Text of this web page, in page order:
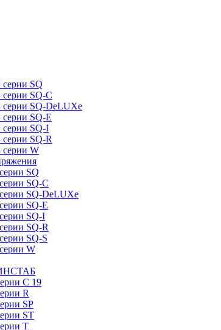
SQ
SQ-C
серии SQ-DeLUXe
SQ-E
SQ-I
SQ-R
серии W
SQ
SQ-C
SQ-DeLUXe
SQ-E
SQ-I
SQ-R
SQ-S
W
ИНСТАБ
C 19
R
SP
ST
T